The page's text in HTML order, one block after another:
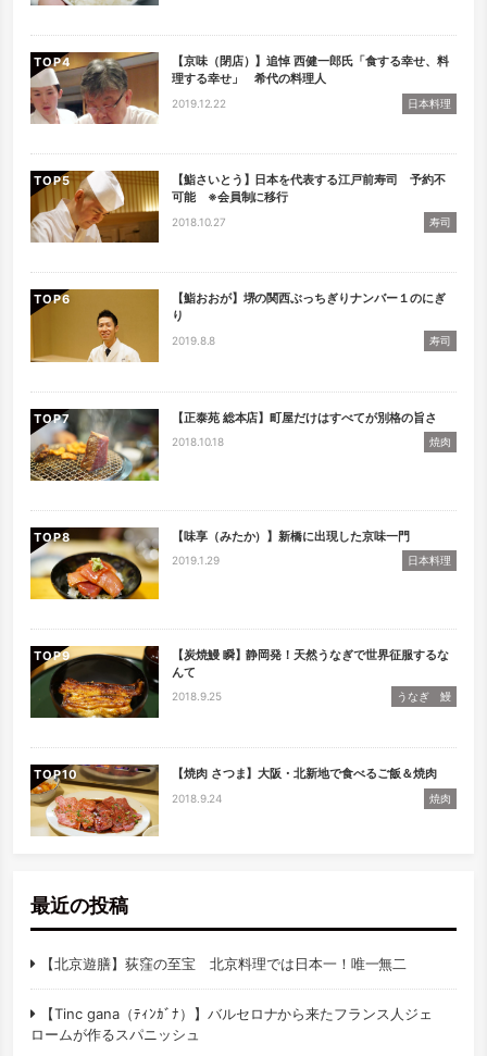
TOP
【京味（閉店）】追悼 西健一郎氏「食する幸せ、料
理する幸せ」 希代の料理人
2019.12.22 日本料理
TOP
【鮨さいとう】日本を代表する江戸前寿司 予約不
可能 ※会員制に移行
2018.10.27 寿司
TOP
【鮨おおが】堺の関西ぶっちぎりナンバー１のにぎ
り
2019.8.8 寿司
TOP 【正泰苑 総本店】町屋だけはすべてが別格の旨さ
2018.10.18 焼肉
TOP 【味享（みたか）】新橋に出現した京味一門
2019.1.29 日本料理
TOP
【炭焼鰻 瞬】静岡発！天然うなぎで世界征服するな
んて
2018.9.25 うなぎ 鰻
TOP 【焼肉 さつま】大阪・北新地で食べるご飯＆焼肉
2018.9.24 焼肉
最近の投稿
【北京遊膳】荻窪の至宝 北京料理では日本一！唯一無二
【Tinc gana（ﾃｨﾝｶﾞﾅ）】バルセロナから来たフランス人ジェ
ロームが作るスパニッシュ